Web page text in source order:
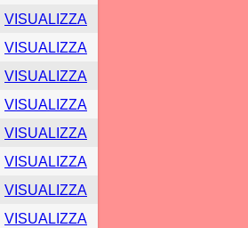
VISUALIZZA
VISUALIZZA
VISUALIZZA
VISUALIZZA
VISUALIZZA
VISUALIZZA
VISUALIZZA
VISUALIZZA